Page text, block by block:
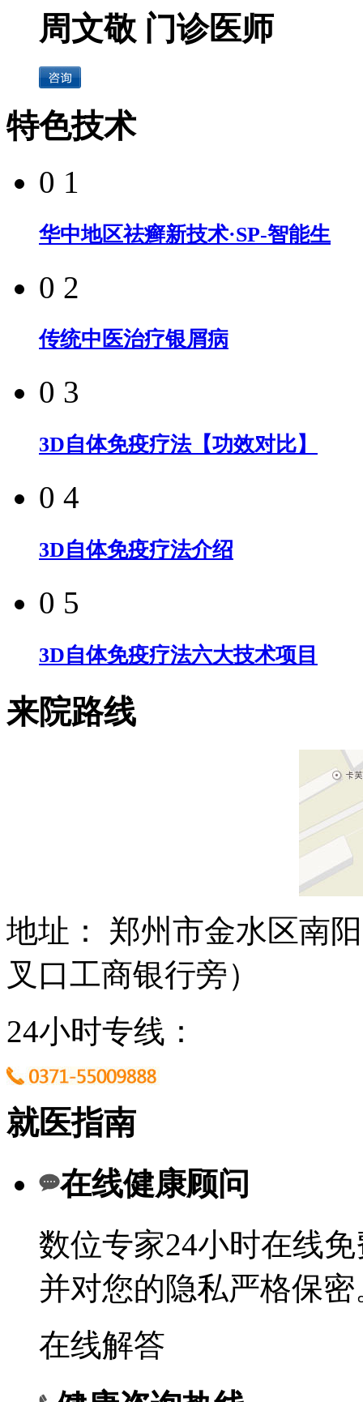
周文敬 门诊医师
特色技术
0 1
华中地区祛癣新技术·SP-智能生
0 2
传统中医治疗银屑病
0 3
3D自体免疫疗法【功效对比】
0 4
3D自体免疫疗法介绍
0 5
3D自体免疫疗法六大技术项目
来院路线
地址： 郑州市金水区南
叉口工商银行旁）
24小时专线：
就医指南
在线健康顾问
数位专家24小时在线
并对您的隐私严格保密
在线解答